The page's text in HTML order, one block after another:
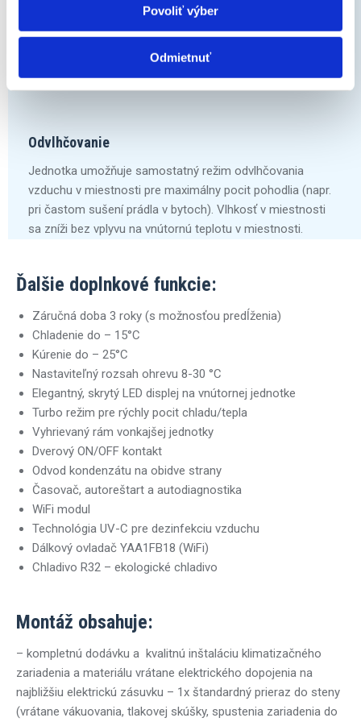
Povoliť výber
Odmietnuť
Protimrazová funkcia zabezpečuje, že klimatizáciu udržuje
teplotu v miestnosti na konštantných 8°C.
Odvlhčovanie
Jednotka umožňuje samostatný režim odvlhčovania
vzduchu v miestnosti pre maximálny pocit pohodlia (napr.
pri častom sušení prádla v bytoch). Vlhkosť v miestnosti
sa zníži bez vplyvu na vnútornú teplotu v miestnosti.
Ďalšie doplnkové funkcie:
Záručná doba 3 roky (s možnosťou predĺženia)
Chladenie do – 15°C
Kúrenie do – 25°C
Nastaviteľný rozsah ohrevu 8-30 °C
Elegantný, skrytý LED displej na vnútornej jednotke
Turbo režim pre rýchly pocit chladu/tepla
Vyhrievaný rám vonkajšej jednotky
Dverový ON/OFF kontakt
Odvod kondenzátu na obidve strany
Časovač, autoreštart a autodiagnostika
WiFi modul
Technológia UV-C pre dezinfekciu vzduchu
Dálkový ovladač YAA1FB18 (WiFi)
Chladivo R32 – ekologické chladivo
Montáž obsahuje:
– kompletnú dodávku a kvalitnú inštaláciu klimatizačného
zariadenia a materiálu vrátane elektrického dopojenia na
najbližšiu elektrickú zásuvku – 1x štandardný prieraz do steny
(vrátane vákuovania, tlakovej skúšky, spustenia zariadenia do